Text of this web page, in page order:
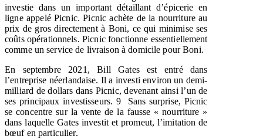
investie dans un important détaillant d’épicerie en
ligne appelé Picnic. Picnic achète de la nourriture au
prix de gros directement à Boni, ce qui minimise ses
coûts opérationnels. Picnic fonctionne essentiellement
comme un service de livraison à domicile pour Boni.
En septembre 2021, Bill Gates est entré dans
l’entreprise néerlandaise. Il a investi environ un demi-
milliard de dollars dans Picnic, devenant ainsi l’un de
ses principaux investisseurs. 9 Sans surprise, Picnic
se concentre sur la vente de la fausse « nourriture »
dans laquelle Gates investit et promeut, l’imitation de
bœuf en particulier.